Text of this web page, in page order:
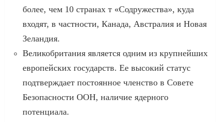
более, чем 10 странах т «Содружества», куда
входят, в частности, Канада, Австралия и Новая
Зеландия.
Великобритания является одним из крупнейших
европейских государств. Ее высокий статус
подтверждает постоянное членство в Совете
Безопасности ООН, наличие ядерного
потенциала.